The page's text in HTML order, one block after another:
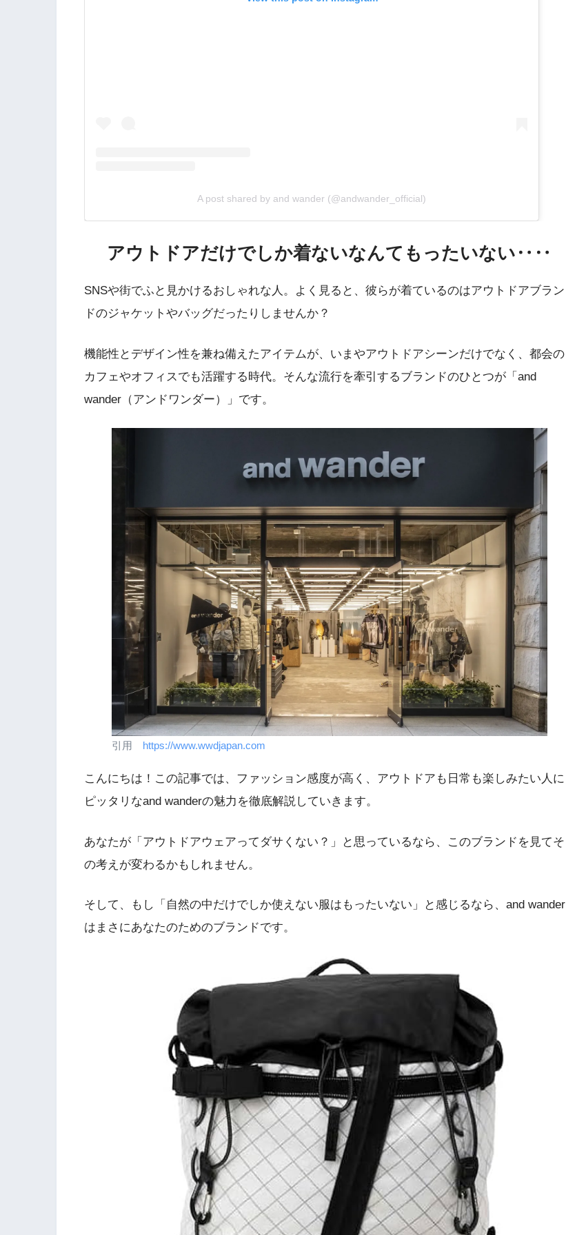
A post shared by and wander (@andwander_official)
アウトドアだけでしか着ないなんてもったいない‥‥
SNSや街でふと見かけるおしゃれな人。よく見ると、彼らが着ているのはアウトドアブラン
ドのジャケットやバッグだったりしませんか？
機能性とデザイン性を兼ね備えたアイテムが、いまやアウトドアシーンだけでなく、都会の
カフェやオフィスでも活躍する時代。そんな流行を牽引するブランドのひとつが「and
wander（アンドワンダー）」です。
引用 https://www.wwdjapan.com
こんにちは！この記事では、ファッション感度が高く、アウトドアも日常も楽しみたい人に
ピッタリなand wanderの魅力を徹底解説していきます。
あなたが「アウトドアウェアってダサくない？」と思っているなら、このブランドを見てそ
の考えが変わるかもしれません。
そして、もし「自然の中だけでしか使えない服はもったいない」と感じるなら、and wander
はまさにあなたのためのブランドです。